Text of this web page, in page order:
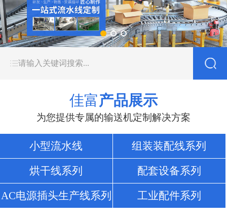
佳富产品展示
为您提供专属的输送机定制解决方案
小型流水线 组装装配线系列
烘干线系列 配套设备系列
AC电源插头生产线系列 工业配件系列